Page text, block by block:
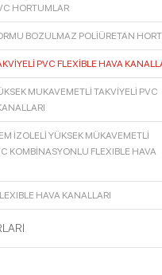
HORTUMLAR
BOZULMAZ POLİÜRETAN
PVC FLEXİBLE HAVA
MUKAVEMETLİ TAKVİYELİ PVC
İZOLELİ YÜKSEK MÜKAVEMETLİ
KOMBİNASYONLU FLEXIBLE HAVA
HAVA KANALLARI